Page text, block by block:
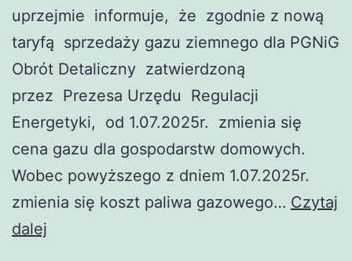
uprzejmie informuje, że zgodnie z nową
taryfą sprzedaży gazu ziemnego dla PGNiG
Obrót Detaliczny zatwierdzoną
przez Prezesa Urzędu Regulacji
Energetyki, od 1.07.2025r. zmienia się
cena gazu dla gospodarstw domowych.
Wobec powyższego z dniem 1.07.2025r.
zmienia się koszt paliwa gazowego… Czytaj
dalej